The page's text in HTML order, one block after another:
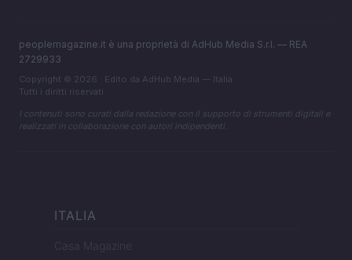
peoplemagazine.it è una proprietà di AdHub Media S.r.l. — REA
2729933
Copyright © 2026 · Edito da AdHub Media — Italia
Tutti i diritti riservati
I contenuti sono curati dalla redazione con il supporto di strumenti digitali e
realizzati in collaborazione con autori indipendenti.
ITALIA
Casa Magazine